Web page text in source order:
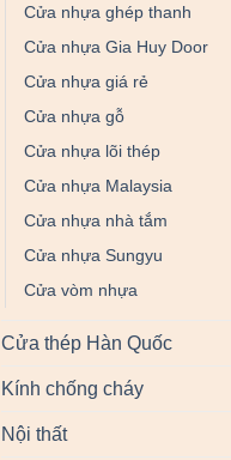
Cửa nhựa ghép thanh
Cửa nhựa Gia Huy Door
Cửa nhựa giá rẻ
Cửa nhựa gỗ
Cửa nhựa lõi thép
Cửa nhựa Malaysia
Cửa nhựa nhà tắm
Cửa nhựa Sungyu
Cửa vòm nhựa
Cửa thép Hàn Quốc
Kính chống cháy
Nội thất